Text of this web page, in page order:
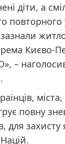
діти, а
Києво-
–
міста,
повну
для захисту